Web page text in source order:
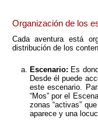
Organización de los
Cada aventura está
distribución de los
Escenario: Es
Desde él puede
este escenario.
“Mos” por el
zonas “activas”
aparece y una